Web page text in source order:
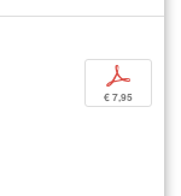
p
€ 7,95